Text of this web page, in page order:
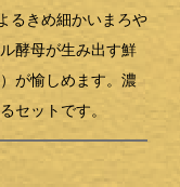
るきめ細かいまろや
酵母が生み出す鮮
が愉しめます。濃
セットです。